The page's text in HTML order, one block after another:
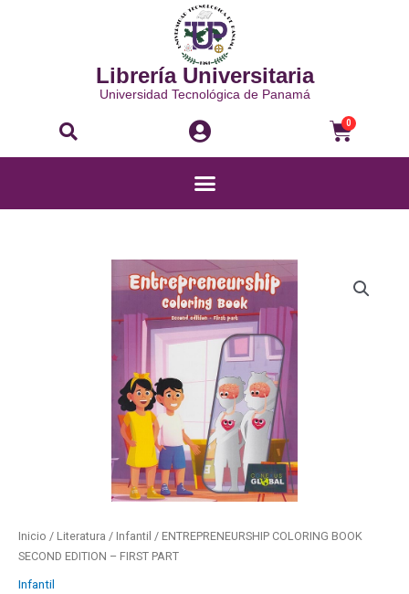
Librería Universitaria
Universidad Tecnológica de Panamá
Buscar 0
Menú
Inicio / Literatura / Infantil / ENTREPRENEURSHIP COLORING BOOK
SECOND EDITION – FIRST PART
Infantil